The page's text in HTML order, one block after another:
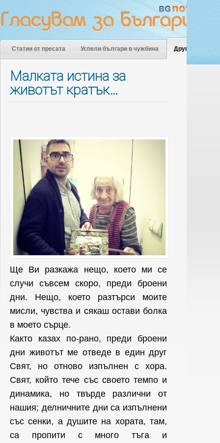
Статии от пресата Успели българи в чужбина Други
Малката истина за
животът кратък…
Ще Ви разкажа нещо, което ми се
случи съвсем скоро, преди броени
дни. Нещо, което разтърси моите
мисли, чувства и сякаш остави болка
в моето сърце.
Както казах по-рано, преди броени
дни животът ме отведе в един друг
Свят, но отново изпълнен с хора.
Свят, който тече със своето темпо и
динамика, но твърде различни от
нашия; делничните дни са изпълнени
със сенки, а душите на хората, там,
са пропити с много тъга и